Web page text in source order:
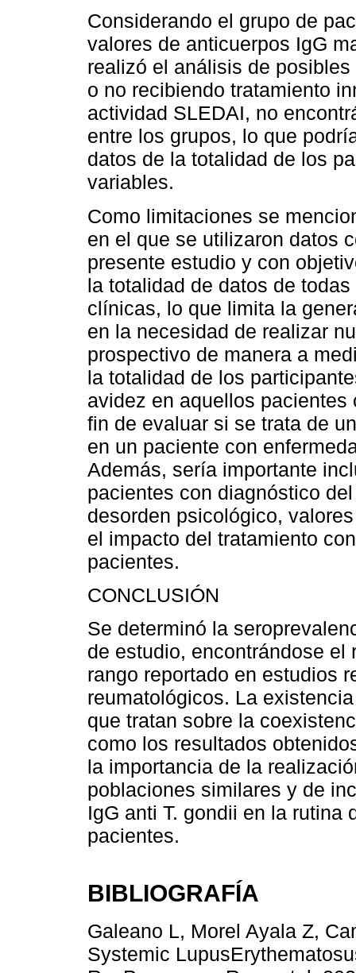
Considerando el grupo de
valores de anticuerpos IgG
realizó el análisis de
o no recibiendo tratamiento
actividad SLEDAI, no
entre los grupos, lo que
datos de la totalidad de los
variables.
Como limitaciones se
en el que se utilizaron datos
presente estudio y con
la totalidad de datos de
clínicas, lo que limita la
en la necesidad de realizar
prospectivo de manera a
la totalidad de los
avidez en aquellos
fin de evaluar si se trata de
en un paciente con
Además, sería importante
pacientes con diagnóstico
desorden psicológico,
el impacto del tratamiento
pacientes.
CONCLUSIÓN
Se determinó la
de estudio, encontrándose
rango reportado en estudios
reumatológicos. La
que tratan sobre la
como los resultados
la importancia de la
poblaciones similares y de
IgG anti T. gondii en la rutina
pacientes.
BIBLIOGRAFÍA
Galeano L, Morel Ayala Z,
Systemic